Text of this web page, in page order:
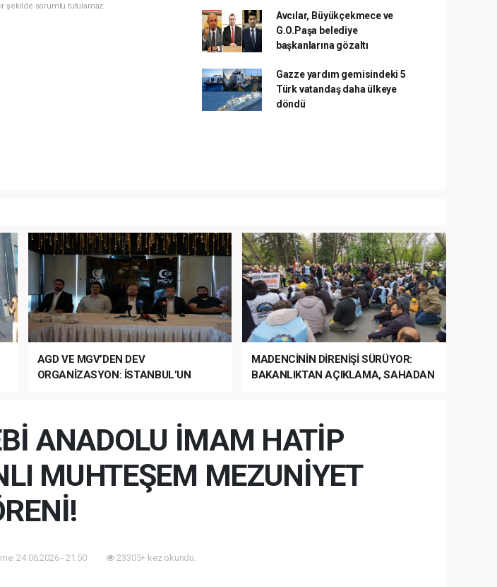
şekilde sorumlu tutulamaz.
Avcılar, Büyükçekmece ve
G.O.Paşa belediye
başkanlarına gözaltı
Gazze yardım gemisindeki 5
Türk vatandaş daha ülkeye
döndü
AGD VE MGV’DEN DEV
ORGANİZASYON: İSTANBUL’UN
MADENCİNİN DİRENİŞİ SÜRÜYOR:
BAKANLIKTAN AÇIKLAMA, SAHADAN
ANADOLU İMAM HATİP
MUHTEŞEM MEZUNİYET
24.06.2026 - 21:50 23305+ kez okundu.